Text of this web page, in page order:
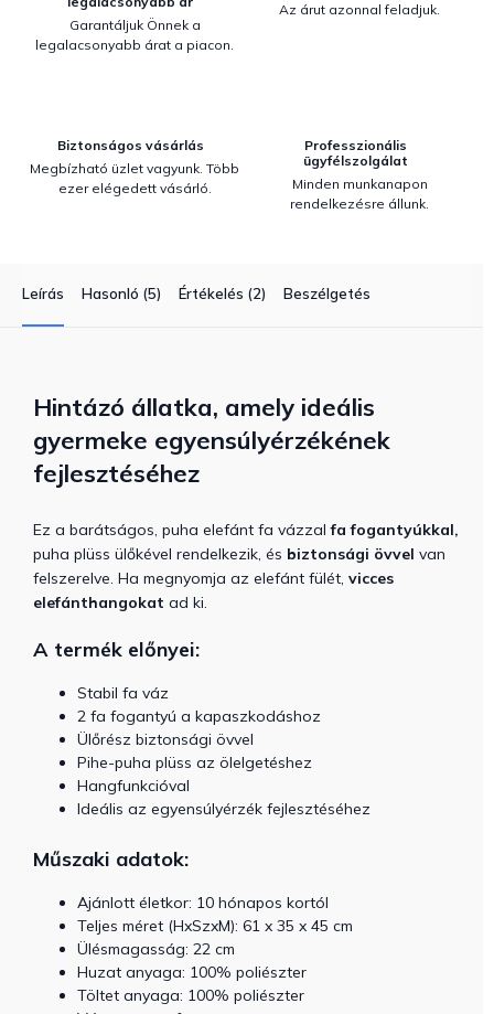
Garantáljuk Önnek a
legalacsonyabb árat a piacon.
Az árut azonnal feladjuk.
Biztonságos vásárlás
Megbízható üzlet vagyunk. Több
ezer elégedett vásárló.
Professzionális
ügyfélszolgálat
Minden munkanapon
rendelkezésre állunk.
Leírás Hasonló (5) Értékelés (2) Beszélgetés
Hintázó állatka, amely ideális
gyermeke egyensúlyérzékének
fejlesztéséhez
Ez a barátságos, puha elefánt fa vázzalfa fogantyúkkal,
puha plüss ülőkével rendelkezik, és biztonsági övvel van
felszerelve. Ha megnyomja az elefánt fülét, vicces
elefánthangokat ad ki.
A termék előnyei:
Stabil fa váz
2 fa fogantyú a kapaszkodáshoz
Ülőrész biztonsági övvel
Pihe-puha plüss az ölelgetéshez
Hangfunkcióval
Ideális az egyensúlyérzék fejlesztéséhez
Műszaki adatok:
Ajánlott életkor: 10 hónapos kortól
Teljes méret (HxSzxM): 61 x 35 x 45 cm
Ülésmagasság: 22 cm
Huzat anyaga: 100% poliészter
Töltet anyaga: 100% poliészter